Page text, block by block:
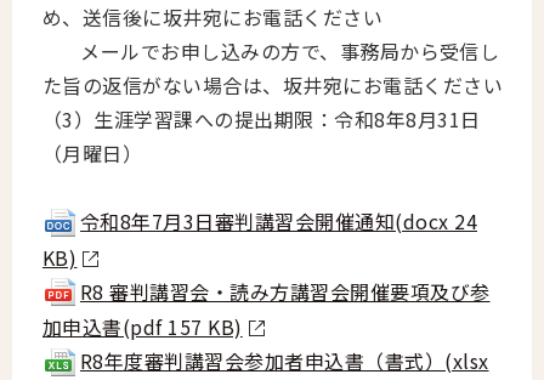
め、送信後に坂井宛にお電話ください
メールでお申し込みの方で、事務局から受信し
た旨の返信がない場合は、坂井宛にお電話ください
（3）生涯学習課への提出期限：令和8年8月31日
（月曜日）
令和8年7月3日審判講習会開催通知(docx 24
KB)
R8 審判講習会・読み方講習会開催要項及び参
加申込書(pdf 157 KB)
R8年度審判講習会参加者申込書（書式）(xlsx